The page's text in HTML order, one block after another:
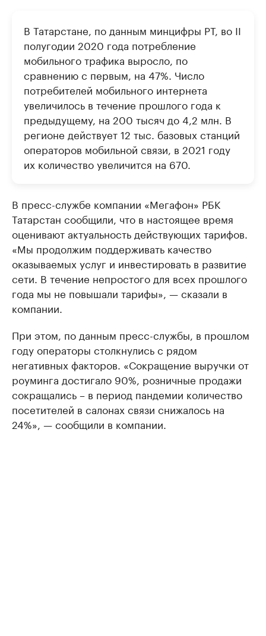
В Татарстане, по данным минцифры РТ, во II
полугодии 2020 года потребление
мобильного трафика выросло, по
сравнению с первым, на 47%. Число
потребителей мобильного интернета
увеличилось в течение прошлого года к
предыдущему, на 200 тысяч до 4,2 млн. В
регионе действует 12 тыс. базовых станций
операторов мобильной связи, в 2021 году
их количество увеличится на 670.
В пресс-службе компании «Мегафон» РБК
Татарстан сообщили, что в настоящее время
оценивают актуальность действующих тарифов.
«Мы продолжим поддерживать качество
оказываемых услуг и инвестировать в развитие
сети. В течение непростого для всех прошлого
года мы не повышали тарифы», — сказали в
компании.
При этом, по данным пресс-службы, в прошлом
году операторы столкнулись с рядом
негативных факторов. «Сокращение выручки от
роуминга достигало 90%, розничные продажи
сокращались – в период пандемии количество
посетителей в салонах связи снижалось на
24%», — сообщили в компании.